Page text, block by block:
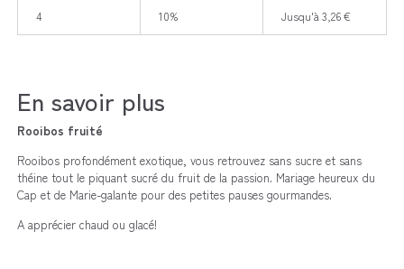
4 10% Jusqu'à 3,26 €
En savoir plus
Rooibos fruité
Rooibos profondément exotique, vous retrouvez sans sucre et sans
théine tout le piquant sucré du fruit de la passion. Mariage heureux du
Cap et de Marie-galante pour des petites pauses gourmandes.
A apprécier chaud ou glacé!